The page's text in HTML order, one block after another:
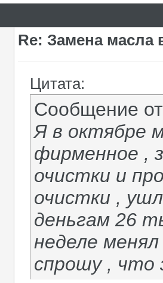
Re: Замена масла
Цитата:
Сообщение
Я в октябре
фирменное ,
очистки и
очистки ,
деньгам 26
неделе
спрошу , что